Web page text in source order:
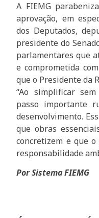
A FIEMG
aprovação, em
dos Deputados,
presidente do
parlamentares que
e comprometida
que o Presidente da
“Ao simplificar
passo importante
desenvolvimento.
que obras
concretizem e que
responsabilidade
Por Sistema FIEMG